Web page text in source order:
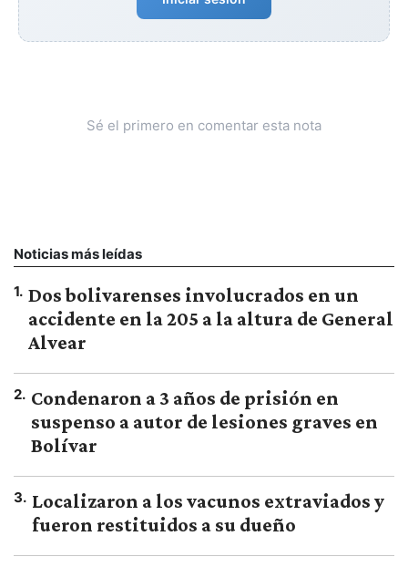
Sé el primero en comentar esta nota
Noticias más leídas
1. Dos bolivarenses involucrados en un
accidente en la 205 a la altura de General
Alvear
2. Condenaron a 3 años de prisión en
suspenso a autor de lesiones graves en
Bolívar
3. Localizaron a los vacunos extraviados y
fueron restituidos a su dueño